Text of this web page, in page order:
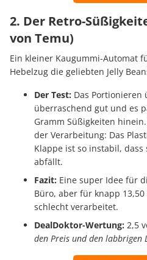
2. Der Retro-
von Temu)
Ein kleiner Kaugummi-Automat
Hebelzug die geliebten Jelly
Der Test: Das
überraschend gut und es
Gramm Süßigkeiten
der Verarbeitung: Das
Klappe ist so instabil,
abfällt.
Fazit: Eine super Idee für
Büro, aber für knapp
schlecht verarbeitet.
DealDoktor-Wertung: 2,5
den Preis und den labbrigen